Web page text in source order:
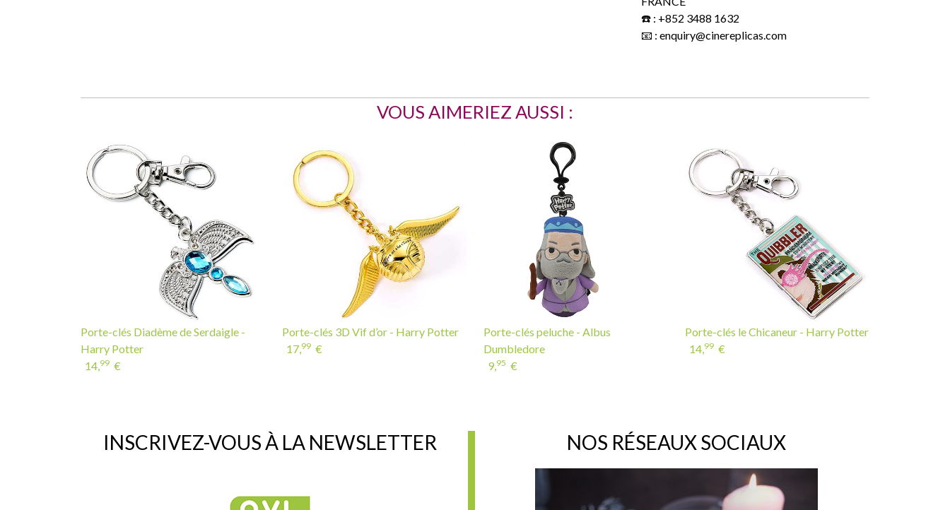
☎️ : +852 3488 1632
📧 : enquiry@cinereplicas.com
VOUS AIMERIEZ AUSSI :
Porte-clés Diadème de Serdaigle -
Harry Potter
14,99 €
Porte-clés 3D Vif d’or - Harry Potter
17,99 €
Porte-clés peluche - Albus
Dumbledore
9,95 €
Porte-clés le Chicaneur - Harry Potter
14,99 €
INSCRIVEZ-VOUS À LA NEWSLETTER NOS RÉSEAUX SOCIAUX